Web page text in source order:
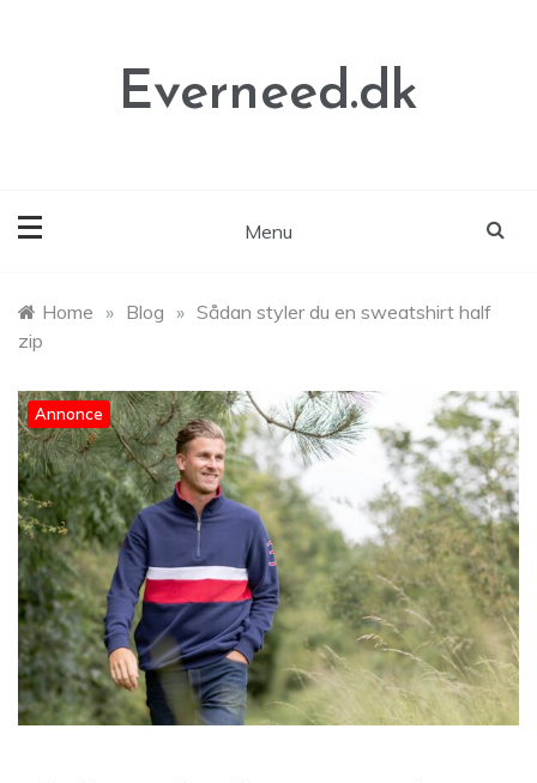
Everneed.dk
Menu
Home » Blog » Sådan styler du en sweatshirt half
zip
Annonce